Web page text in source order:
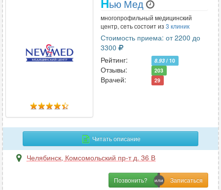
ью Мед
многопрофильный медицинский
центр, сеть состоит из 3 клиник
Стоимость приема: от 2200 до
3300
Рейтинг:
8.93 / 10
Отзывы: 203
Врачей: 29
Читать описание
Челябинск, Комсомольский пр-т д. 36 В
Позвонить?